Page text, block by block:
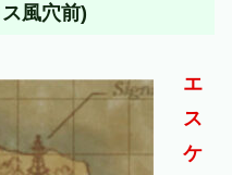
風穴前)
エ
ス
ケ